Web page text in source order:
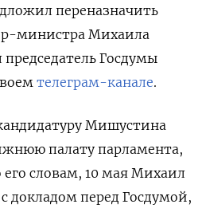
переназначить
министра Михаила
Госдумы
телеграм-канале.
Мишустина
палату парламента,
словам, 10 мая Михаил
докладом перед Госдумой,